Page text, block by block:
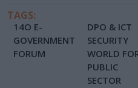
TAGS:
14Ο E-
GOVERNMENT
FORUM
DPO & ICT
SECURITY
WORLD
PUBLIC
SECTOR